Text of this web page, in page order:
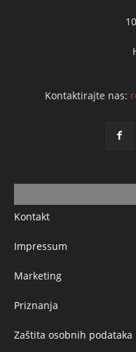
Kontaktirajte nas:
Kontakt
Impressum
Marketing
Priznanja
Zaštita osobnih podataka